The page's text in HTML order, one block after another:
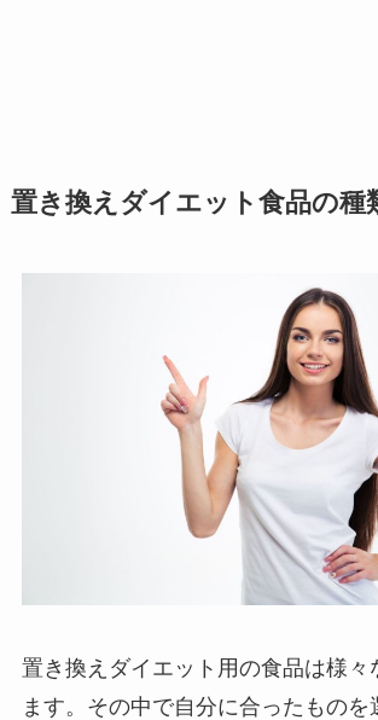
置き換えダイエット食品の種
置き換えダイエット用の食品は様々
ます。その中で自分に合ったものを